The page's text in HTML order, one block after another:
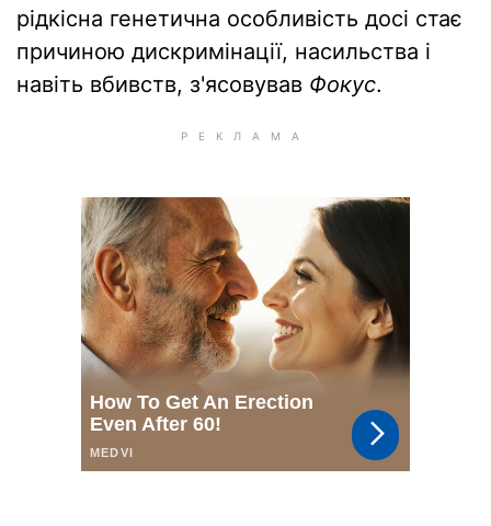
рідкісна генетична особливість досі стає
причиною дискримінації, насильства і
навіть вбивств, з'ясовував Фокус.